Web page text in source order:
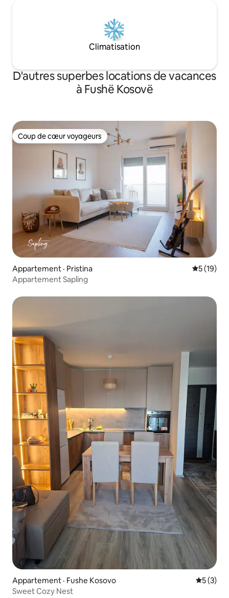
Climatisation
D'autres superbes locations de vacances
à Fushë Kosovë
Coup de cœur voyageurs
Coup de cœur voyageurs
Appartement · Pristina Note
5 (19)
Appartement Sapling
Appartement · Fushe Kosovo Note
5 (3)
Sweet Cozy Nest